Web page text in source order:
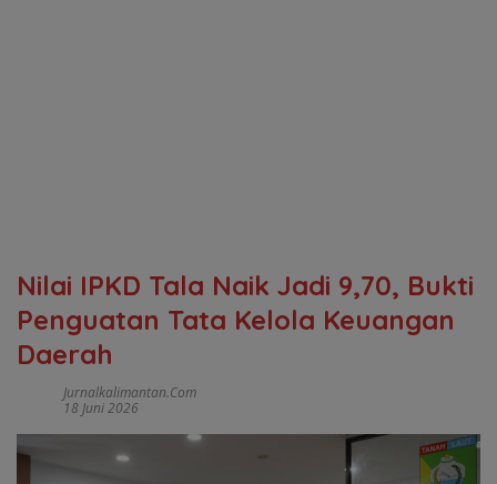
Nilai IPKD Tala Naik Jadi 9,70, Bukti
Penguatan Tata Kelola Keuangan
Daerah
Jurnalkalimantan.com
18 Juni 2026